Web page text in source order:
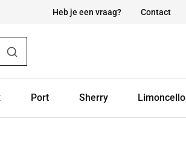
Heb je een vraag? Contact
Port Sherry Limoncello